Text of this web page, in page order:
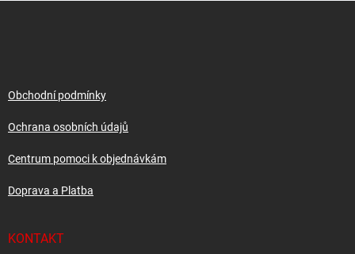
Obchodní podmínky
Ochrana osobních údajů
Centrum pomoci k objednávkám
Doprava a Platba
KONTAKT